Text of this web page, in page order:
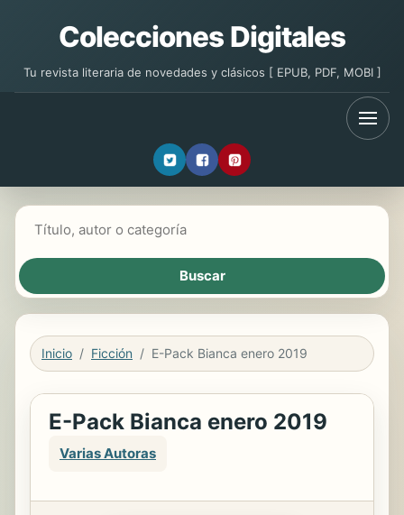
Colecciones Digitales
Tu revista literaria de novedades y clásicos [ EPUB, PDF, MOBI ]
Inicio Ficción E-Pack Bianca enero 2019
E-Pack Bianca enero 2019
Varias Autoras